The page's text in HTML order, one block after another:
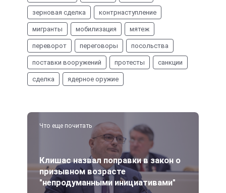
зерновая сделка контрнаступление
мигранты мобилизация мятеж
переворот переговоры посольства
поставки вооружений протесты санкции
сделка ядерное оружие
Что еще почитать
Клишас назвал поправки в закон о
призывном возрасте
"непродуманными инициативами"